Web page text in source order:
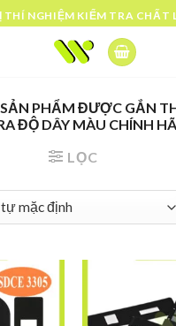
THÍ NGHIỆM KIỂM TRA CHẤT
SẢN PHẨM ĐƯỢC GẮN
ĐỘ DÂY MÀU CHÍNH
LỌC